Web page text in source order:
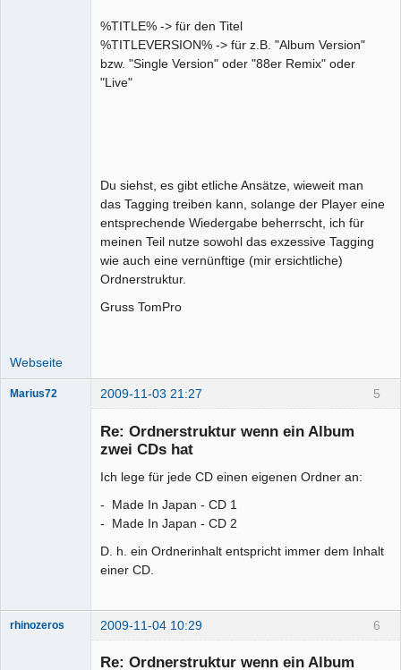
%TITLE% -> für den Titel
%TITLEVERSION% -> für z.B. "Album Version"
bzw. "Single Version" oder "88er Remix" oder
"Live"
Du siehst, es gibt etliche Ansätze, wieweit man
das Tagging treiben kann, solange der Player eine
entsprechende Wiedergabe beherrscht, ich für
meinen Teil nutze sowohl das exzessive Tagging
wie auch eine vernünftige (mir ersichtliche)
Ordnerstruktur.
Gruss TomPro
Webseite
5
Marius72 2009-11-03 21:27
Re: Ordnerstruktur wenn ein Album
zwei CDs hat
Ich lege für jede CD einen eigenen Ordner an:
- Made In Japan - CD 1
- Made In Japan - CD 2
D. h. ein Ordnerinhalt entspricht immer dem Inhalt
einer CD.
6
rhinozeros 2009-11-04 10:29
Re: Ordnerstruktur wenn ein Album